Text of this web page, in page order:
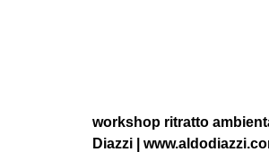
workshop ritratto
Diazzi |